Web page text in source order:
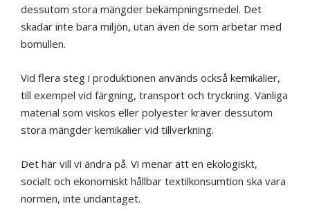
dessutom stora mängder bekämpningsmedel. Det
skadar inte bara miljön, utan även de som arbetar med
bomullen.
Vid flera steg i produktionen används också kemikalier,
till exempel vid färgning, transport och tryckning. Vanliga
material som viskos eller polyester kräver dessutom
stora mängder kemikalier vid tillverkning.
Det här vill vi ändra på. Vi menar att en ekologiskt,
socialt och ekonomiskt hållbar textilkonsumtion ska vara
normen, inte undantaget.